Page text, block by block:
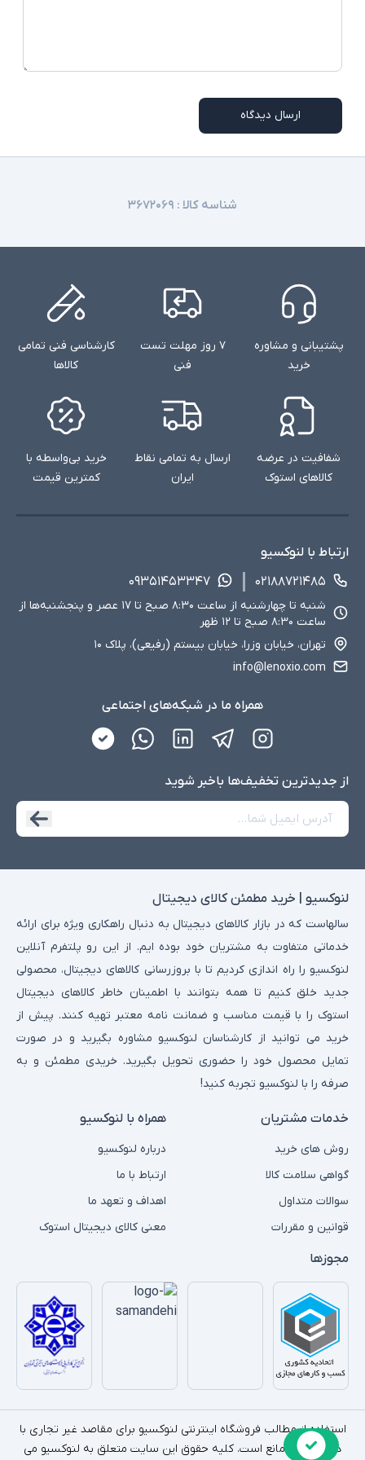
ارسال دیدگاه
شناسه کالا : ۳۶۷۲۰۶۹
پشتیبانی و مشاوره
خرید
۷ روز مهلت تست
فنی
کارشناسی فنی تمامی
کالاها
شفافیت در عرضه
کالاهای استوک
ارسال به تمامی نقاط
ایران
خرید بی‌واسطه با
کمترین قیمت
ارتباط با لنوکسیو
۰۲۱۸۸۷۲۱۴۸۵
۰۹۳۵۱۴۵۳۳۴۷
شنبه تا چهارشنبه از ساعت ۸:۳۰ صبح تا ۱۷ عصر و پنجشنبه‌ها از
ساعت ۸:۳۰ صبح تا ۱۲ ظهر
تهران، خیابان وزرا، خیابان بیستم (رفیعی)، پلاک ۱۰
info@lenoxio.com
همراه ما در شبکه‌های اجتماعی
از جدید‌ترین تخفیف‌ها با‌خبر شوید
لنوکسیو | خرید مطمئن کالای دیجیتال
سالهاست که در بازار کالاهای دیجیتال به دنبال راهکاری ویژه برای ارائه
خدماتی متفاوت به مشتریان خود بوده ایم. از این رو پلتفرم آنلاین
لنوکسیو را راه اندازی کردیم تا با بروزرسانی کالاهای دیجیتال، محصولی
جدید خلق کنیم تا همه بتوانند با اطمینان خاطر کالاهای دیجیتال
استوک را با قیمت مناسب و ضمانت نامه معتبر تهیه کنند. پیش از
خرید می توانید از کارشناسان لنوکسیو مشاوره بگیرید و در صورت
تمایل محصول خود را حضوری تحویل بگیرید. خریدی مطمئن و به
صرفه را با لنوکسیو تجربه کنید!
خدمات مشتریان
روش های خرید
گواهی سلامت کالا
سوالات متداول
قوانین و مقررات
همراه با لنوکسیو
درباره لنوکسیو
ارتباط با ما
اهداف و تعهد ما
معنی کالای دیجیتال استوک
مجوزها
استفاده از مطالب فروشگاه اینترنتی لنوکسیو برای مقاصد غیر تجاری با
ذکر منبع بلامانع است. کلیه حقوق این سایت متعلق به لنوکسیو می